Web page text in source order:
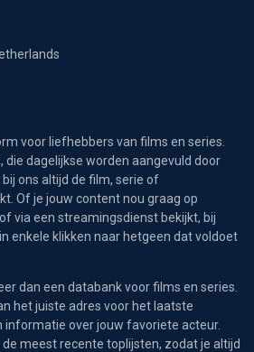
voor liefhebbers van films en series.
die dagelijkse worden aangevuld door
ons altijd de film, serie of
Of je jouw content nou graag op
via een streamingsdienst bekijkt, bij
enkele klikken naar hetgeen dat voldoet
dan een databank voor films en series.
het juiste adres voor het laatste
informatie over jouw favoriete acteur.
de meest recente toplijsten, zodat je altijd